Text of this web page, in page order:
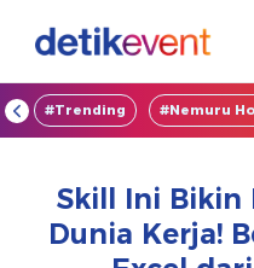
#Trending #Nemuru
Skill Ini Bikin
Dunia Kerja!